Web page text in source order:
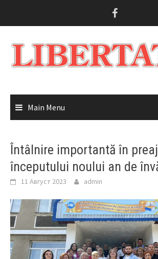
Main Menu
Întâlnire importantă în
începutului noului an de
11 Август 2023 admin